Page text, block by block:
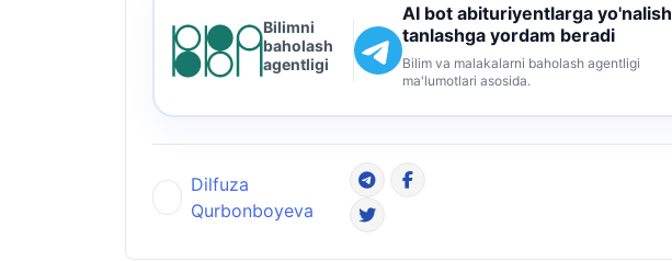
Bilimni
baholash
agentligi
AI bot abituriyentlarga yo'nalish
tanlashga yordam beradi
Bilim va malakalarni baholash agentligi
ma'lumotlari asosida.
Dilfuza
Qurbonboyeva